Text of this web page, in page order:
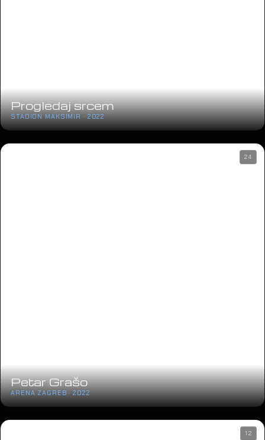
Progledaj srcem
STADION MAKSIMIR · 2022
Petar Grašo
ARENA ZAGREB · 2022
24
12